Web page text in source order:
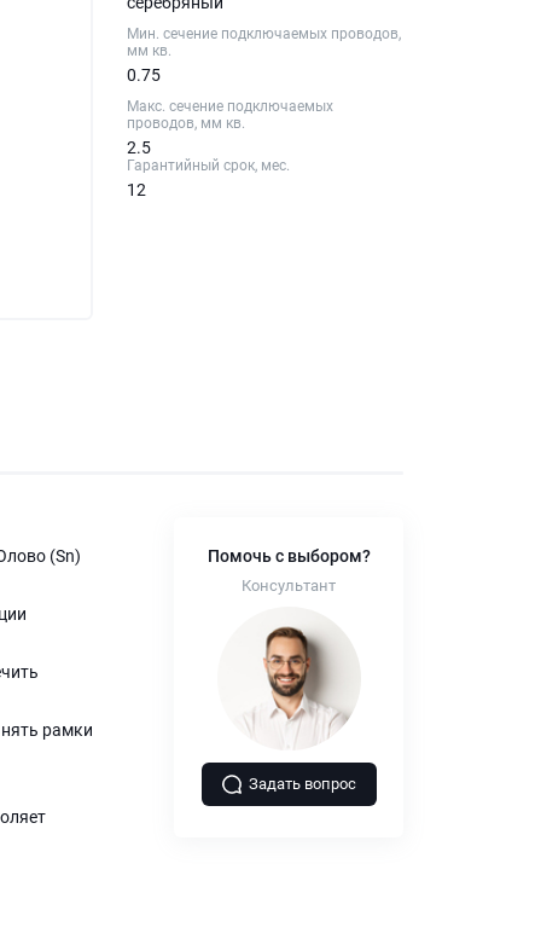
Мин. сечение подключаемых проводов,
мм кв.
0.75
Макс. сечение подключаемых
проводов, мм кв.
2.5
Гарантийный срок, мес.
12
(Sn)
рамки
Помочь с выбором?
Консультант
Задать вопрос